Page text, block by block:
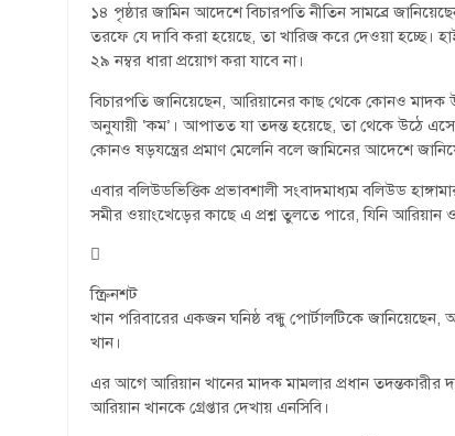
১৪ পৃষ্ঠার জামিন আদেশে বিচারপতি নীতিন সামব্রে
তরফে যে দাবি করা হয়েছে, তা খারিজ করে দেওয়া হচ্ছে।
২৯ নম্বর ধারা প্রয়োগ করা যাবে না।
বিচারপতি জানিয়েছেন, আরিয়ানের কাছ থেকে কোনও
অনুযায়ী ‘কম’। আপাতত যা তদন্ত হয়েছে, তা থেকে উঠে
কোনও ষড়যন্ত্রের প্রমাণ মেলেনি বলে জামিনের আদেশে
এবার বলিউডভিত্তিক প্রভাবশালী সংবাদমাধ্যম বলিউড
সমীর ওয়াংখেড়ের কাছে এ প্রশ্ন তুলতে পারে, যিনি আরিয়ান ও
স্ক্রিনশট
খান পরিবারের একজন ঘনিষ্ঠ বন্ধু পোর্টালটিকে
খান।
এর আগে আরিয়ান খানের মাদক মামলার প্রধান তদন্তকারীর
আরিয়ান খানকে গ্রেপ্তার দেখায় এনসিবি।